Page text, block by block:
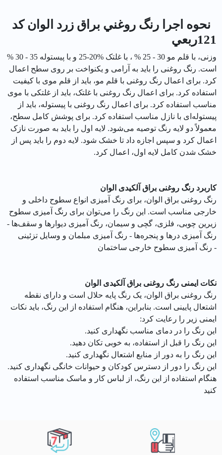
نحوه اجرا رنگ روغني براق زرد الوان کد
121ربعي
وزنی، با قلم مو 30 - 25 % ، با غلتک %20-25 و با پیستوله 35 - 30 %
است. رنگ روغنی را باید به آرامی و یکنواخت بر روی سطح اعمال
کرد. برای اعمال رنگ روغنی با قلم مو، باید از قلم موی با کیفیت
استفاده کرد. برای اعمال رنگ روغنی با غلتک، باید از غلتکی با موی
مناسب استفاده کرد. برای اعمال رنگ روغنی با پیستوله، باید از
پیستوله‌ای با نازل مناسب استفاده کرد. برای پوشش کامل سطح،
معمولاً دو لایه رنگ توصیه می‌شود. لایه اول را باید به صورت نازک
اعمال کرد و سپس اجازه داد تا خشک شود. لایه دوم را باید پس از
خشک شدن کامل لایه اول، اعمال کرد.
کاربرد رنگ روغنی براق آلکیدی الوان
رنگ روغنی براق الوان، برای رنگ آمیزی انواع سطوح داخلی و
خارجی مناسب است. این رنگ را می‌توان برای رنگ آمیزی سطوح
زیرین چوبی، فلزی، گچی و سیمان، رنگ آمیزی دیوارها و سقف‌ها -
رنگ آمیزی درها و پنجره‌ها - رنگ آمیزی مبلمان و وسایل تزئینی
- رنگ آمیزی سطوح خارجی ساختمان
نکات ایمنی رنگ روغنی براق آلکیدی الوان
رنگ روغنی براق الوان، یک رنگ پایه حلال است و دارای نقطه
اشتعال پایینی است. بنابراین، هنگام استفاده از این رنگ، باید نکات
ایمنی زیر را رعایت کرد:
این رنگ را در دمای مناسب نگهداری کنید.
این رنگ را قبل از استفاده، به خوبی تکان دهید.
این رنگ را به دور از منابع اشتعال نگهداری کنید.
این رنگ را دور از دسترس کودکان و حیوانات خانگی نگهداری کنید.
هنگام استفاده از این رنگ، از لباس کار و ماسک مناسب استفاده
کنید